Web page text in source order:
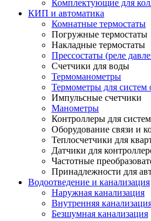
Комплектующие для
КИП и автоматика
Комнатные термостаты
Погружные термостаты
Накладные термостаты
Прессостаты (реле
Счетчики для воды
Термоманометры
Термометры для систем
Импульсные счетчики
Манометры
Контроллеры для
Оборудование связи и
Теплосчетчики для
Датчики для
Частотные
Принадлежности для
Водоотведение и канализация
Наружная канализация
Внутренняя
Безшумная канализация